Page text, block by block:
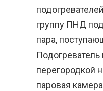
группу ПНД
пара,
перегородкой
паровая